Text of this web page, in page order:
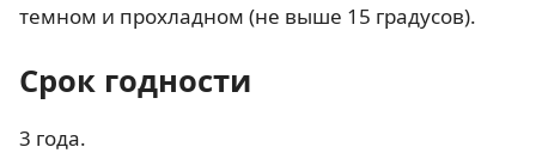
темном и прохладном (не выше 15 градусов).
Срок годности
3 года.